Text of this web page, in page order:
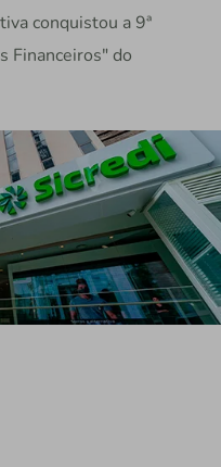
conquistou a 9ª
Financeiros" do